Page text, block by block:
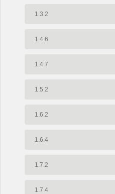
1.3.2
1.4.6
1.4.7
1.5.2
1.6.2
1.6.4
1.7.2
1.7.4